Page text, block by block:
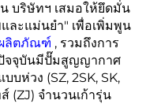
บริษัทฯ เสมอให้ยึดมั่น
ละแม่นยำ" เพื่อเพิ่มพูน
ลิตภัณฑ์ , รวมถึงการ
จจุบันมีปั๊มสูญญากาศ
บห่วง (SZ, 2SK, SK,
(ZJ) จำนวนเก้ารุ่น